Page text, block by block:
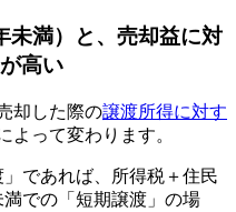
未満）と、売却益に対
高い
却した際の譲渡所得に対す
よって変わります。
であれば、所得税＋住民
での「短期譲渡」の場